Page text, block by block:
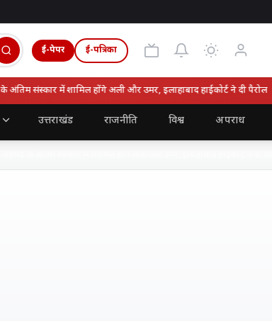
ई-पेपर ई-पत्रिका
संस्कार में शामिल होंगे अली और उमर, इलाहाबाद हाईकोर्ट ने दी पैरोल
उत्तराखंड राजनीति विश्व अपराध
के अंतिम संस्कार में शामिल होंगे अली और उमर, इलाहाबाद हाईकोर्ट ने दी पैरोल